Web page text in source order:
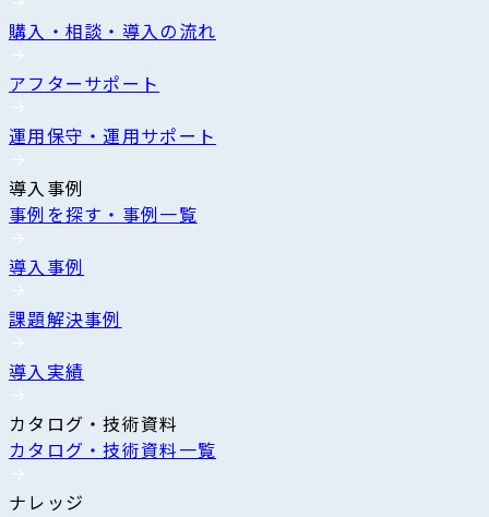
購入・相談・導入の流れ
アフターサポート
運用保守・運用サポート
導入事例
事例を探す・事例一覧
導入事例
課題解決事例
導入実績
カタログ・技術資料
カタログ・技術資料一覧
ナレッジ